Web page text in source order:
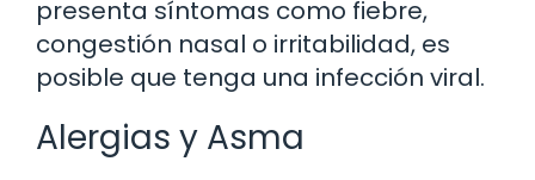
presenta síntomas como fiebre,
congestión nasal o irritabilidad, es
posible que tenga una infección viral.
Alergias y Asma